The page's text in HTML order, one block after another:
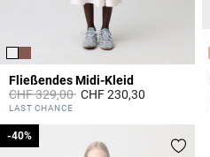
Fließendes Midi-Kleid
Price reduced from
CHF 329,00toCHF 230,30
3.3 out of 5 Customer Rating
LAST CHANCE
-40%
-40%